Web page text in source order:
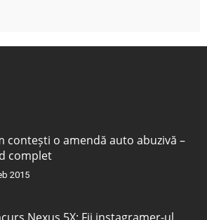
contești o amendă auto abuzivă –
complet
2015